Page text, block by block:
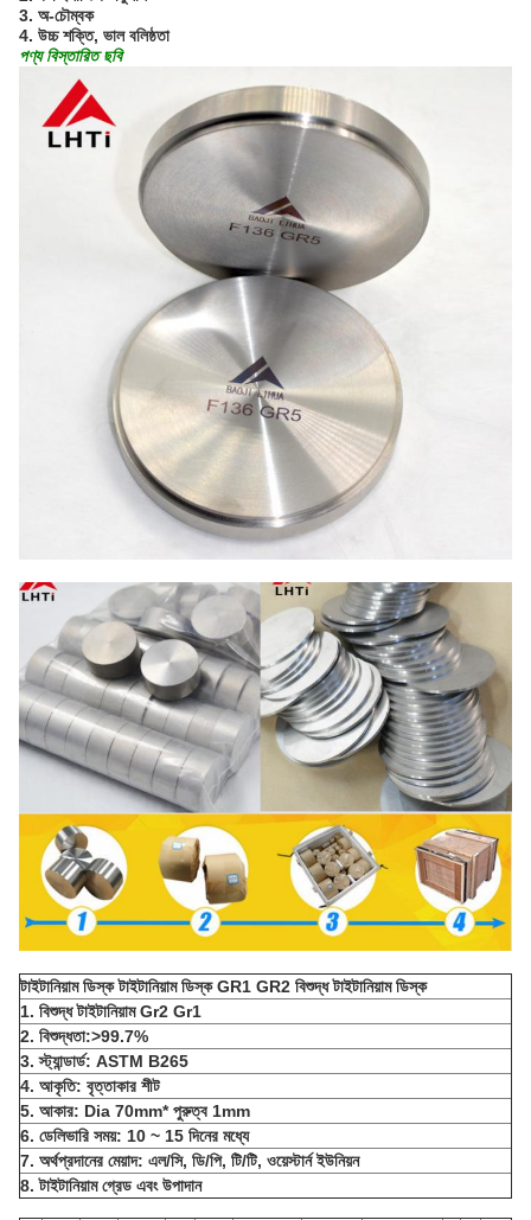
3. অ-চৌম্বক
4. উচ্চ শক্তি, ভাল বলিষ্ঠতা
পণ্য বিস্তারিত ছবি
টাইটানিয়াম ডিস্ক টাইটানিয়াম ডিস্ক GR1 GR2 বিশুদ্ধ টাইটানিয়াম ডিস্ক
1. বিশুদ্ধ টাইটানিয়াম Gr2 Gr1
2. বিশুদ্ধতা:>99.7%
3. স্ট্যান্ডার্ড: ASTM B265
4. আকৃতি: বৃত্তাকার শীট
5. আকার: Dia 70mm* পুরুত্ব 1mm
6. ডেলিভারি সময়: 10 ~ 15 দিনের মধ্যে
7. অর্থপ্রদানের মেয়াদ: এল/সি, ডি/পি, টি/টি, ওয়েস্টার্ন ইউনিয়ন
8. টাইটানিয়াম গ্রেড এবং উপাদান